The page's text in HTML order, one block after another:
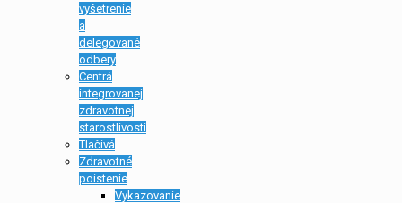
vyšetrenie
a
delegované
odbery
Centrá
integrovanej
zdravotnej
starostlivosti
Tlačivá
Zdravotné
poistenie
Vykazovanie